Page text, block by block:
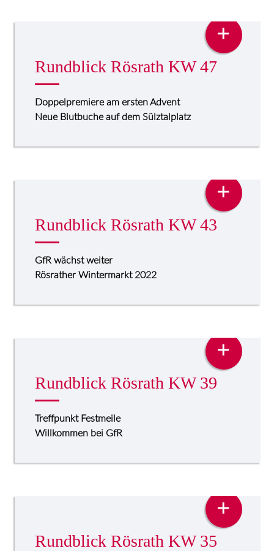
Rundblick Rösrath KW 47
Doppelpremiere am ersten Advent
Neue Blutbuche auf dem Sülztalplatz
+
Rundblick Rösrath KW 43
GfR wächst weiter
Rösrather Wintermarkt 2022
+
Rundblick Rösrath KW 39
Treffpunkt Festmeile
Willkommen bei GfR
+
Rundblick Rösrath KW 35
+